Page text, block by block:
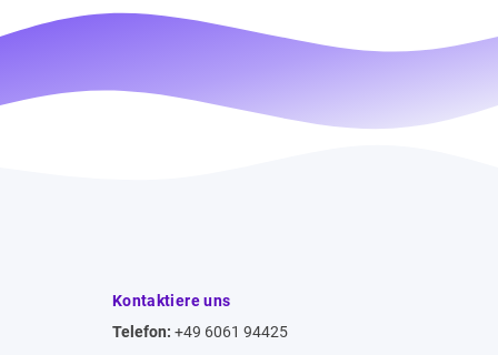
Kontaktiere uns
Telefon: +49 6061 94425